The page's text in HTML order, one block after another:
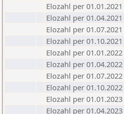
Elozahl per 01.01.2021
Elozahl per 01.04.2021
Elozahl per 01.07.2021
Elozahl per 01.10.2021
Elozahl per 01.01.2022
Elozahl per 01.04.2022
Elozahl per 01.07.2022
Elozahl per 01.10.2022
Elozahl per 01.01.2023
Elozahl per 01.04.2023